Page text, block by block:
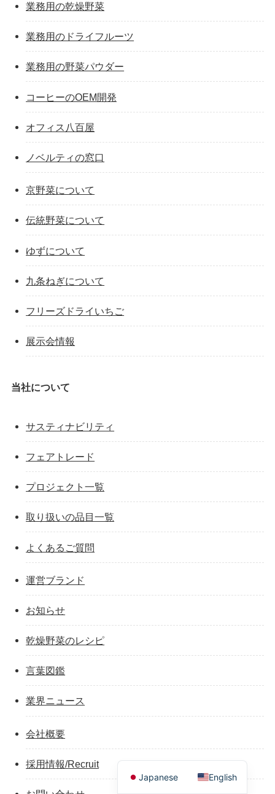
業務用の乾燥野菜
業務用のドライフルーツ
業務用の野菜パウダー
コーヒーのOEM開発
オフィス八百屋
ノベルティの窓口
京野菜について
伝統野菜について
ゆずについて
九条ねぎについて
フリーズドライいちご
展示会情報
当社について
サスティナビリティ
フェアトレード
プロジェクト一覧
取り扱いの品目一覧
よくあるご質問
運営ブランド
お知らせ
乾燥野菜のレシピ
言葉図鑑
業界ニュース
会社概要
採用情報/Recruit
Japanese English